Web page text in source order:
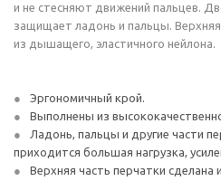
и не стесняют движений пальцев.
защищает ладонь и пальцы.
из дышащего, эластичного нейлона.
Эргономичный крой.
Выполнены из
Ладонь, пальцы и другие части
приходится большая нагрузка,
Верхняя часть перчатки